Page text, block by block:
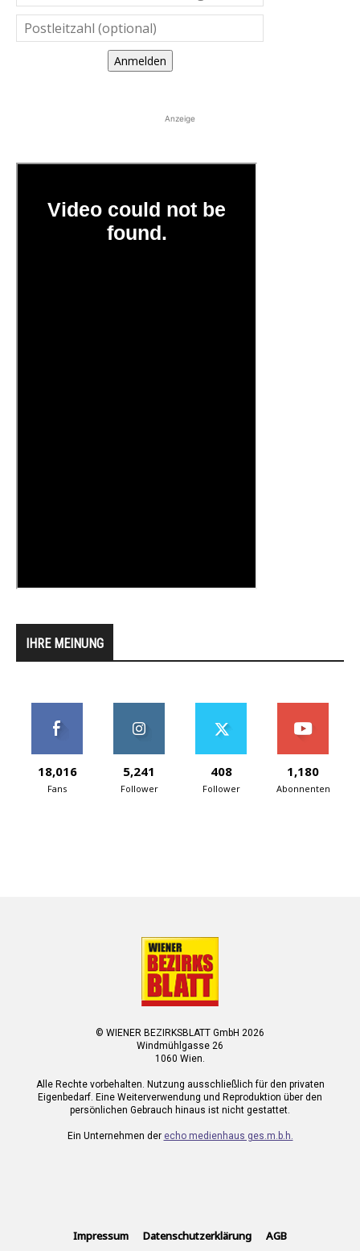
Anmelden
Anzeige
IHRE MEINUNG
18,016
Fans
5,241
Follower
408
Follower
1,180
Abonnenten
© WIENER BEZIRKSBLATT GmbH 2026
Windmühlgasse 26
1060 Wien.
Alle Rechte vorbehalten. Nutzung ausschließlich für den privaten
Eigenbedarf. Eine Weiterverwendung und Reproduktion über den
persönlichen Gebrauch hinaus ist nicht gestattet.
Ein Unternehmen der echo medienhaus ges.m.b.h.
Impressum Datenschutzerklärung AGB